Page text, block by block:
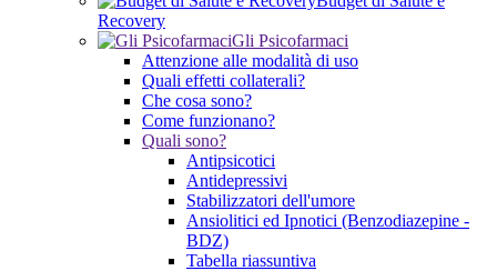
Recovery
Gli Psicofarmaci
Attenzione alle modalità di uso
Quali effetti collaterali?
Che cosa sono?
Come funzionano?
Quali sono?
Antipsicotici
Antidepressivi
Stabilizzatori dell'umore
Ansiolitici ed Ipnotici (Benzodiazepine -
BDZ)
Tabella riassuntiva